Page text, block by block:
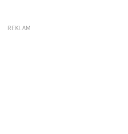
REKLAM